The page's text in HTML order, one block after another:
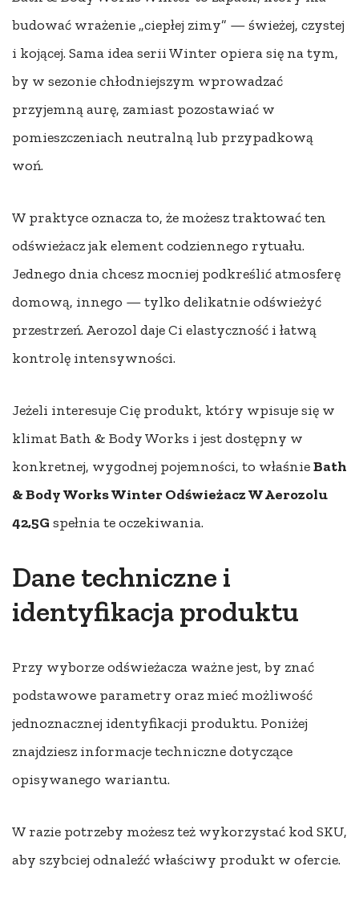
budować wrażenie „ciepłej zimy” — świeżej, czystej
i kojącej. Sama idea serii Winter opiera się na tym,
by w sezonie chłodniejszym wprowadzać
przyjemną aurę, zamiast pozostawiać w
pomieszczeniach neutralną lub przypadkową
woń.
W praktyce oznacza to, że możesz traktować ten
odświeżacz jak element codziennego rytuału.
Jednego dnia chcesz mocniej podkreślić atmosferę
domową, innego — tylko delikatnie odświeżyć
przestrzeń. Aerozol daje Ci elastyczność i łatwą
kontrolę intensywności.
Jeżeli interesuje Cię produkt, który wpisuje się w
klimat Bath & Body Works i jest dostępny w
konkretnej, wygodnej pojemności, to właśnieBath
& Body Works Winter Odświeżacz W Aerozolu
42,5G spełnia te oczekiwania.
Dane techniczne i
identyfikacja produktu
Przy wyborze odświeżacza ważne jest, by znać
podstawowe parametry oraz mieć możliwość
jednoznacznej identyfikacji produktu. Poniżej
znajdziesz informacje techniczne dotyczące
opisywanego wariantu.
W razie potrzeby możesz też wykorzystać kod SKU,
aby szybciej odnaleźć właściwy produkt w ofercie.